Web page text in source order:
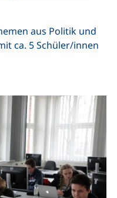
aus Politik und
ca. 5 Schüler/innen